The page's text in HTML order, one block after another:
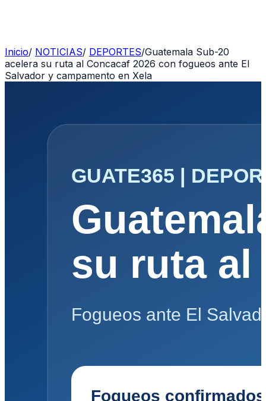
Inicio/ NOTICIAS/ DEPORTES/Guatemala Sub-20
acelera su ruta al Concacaf 2026 con fogueos ante El
Salvador y campamento en Xela